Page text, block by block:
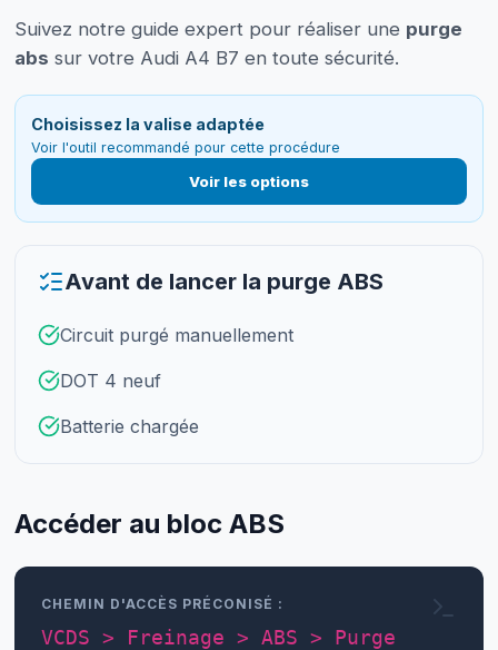
Suivez notre guide expert pour réaliser une purge
abs sur votre Audi A4 B7 en toute sécurité.
Choisissez la valise adaptée
Voir l'outil recommandé pour cette procédure
Voir les options
Avant de lancer la purge ABS
Circuit purgé manuellement
DOT 4 neuf
Batterie chargée
Accéder au bloc ABS
CHEMIN D'ACCÈS PRÉCONISÉ :
VCDS > Freinage > ABS > Purge